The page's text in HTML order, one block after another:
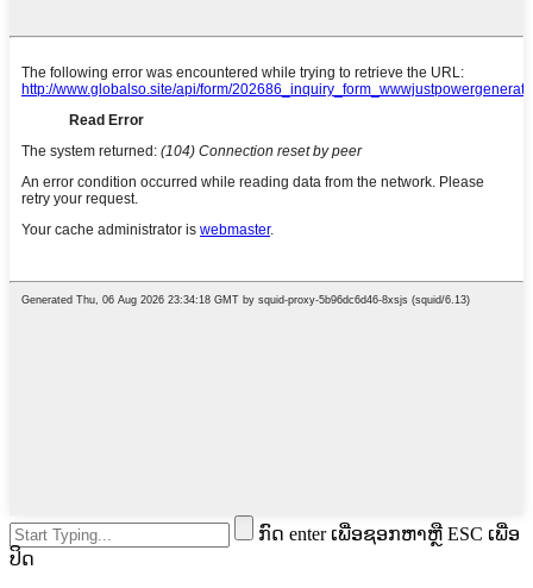
ກົດ enter ເພື່ອຊອກຫາຫຼື ESC ເພື່ອ
ປິດ